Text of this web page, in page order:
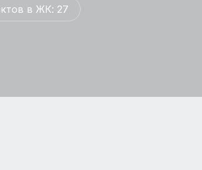
в ЖК: 27